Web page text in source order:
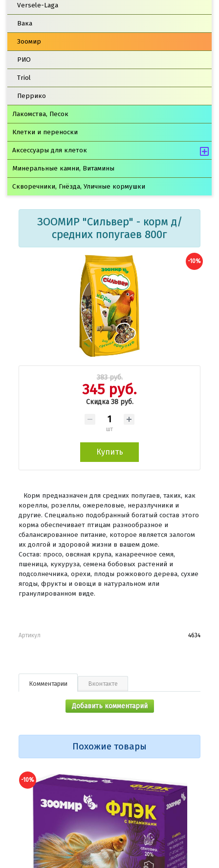
Versele-Laga
Вака
Зоомир
РИО
Triol
Перрико
Лакомства, Песок
Клетки и переноски
Аксессуары для клеток
Минеральные камни, Витамины
Скворечники, Гнёзда, Уличные кормушки
ЗООМИР "Сильвер" - корм д/
средних попугаев 800г
-10%
383 руб.
345 руб.
Скидка 38 руб.
шт
Купить
Корм предназначен для средних попугаев, таких, как
кореллы, розеллы, ожереловые, неразлучники и
другие. Специально подобранный богатый состав этого
корма обеспечивает птицам разнообразное и
сбалансированное питание, которое является залогом
их долгой и здоровой жизни в вашем доме.
Состав: просо, овсяная крупа, канареечное семя,
пшеница, кукуруза, семена бобовых растений и
подсолнечника, орехи, плоды рожкового дерева, сухие
ягоды, фрукты и овощи в натуральном или
гранулированном виде.
Артикул 4634
Комментарии Вконтакте
Добавить комментарий
Похожие товары